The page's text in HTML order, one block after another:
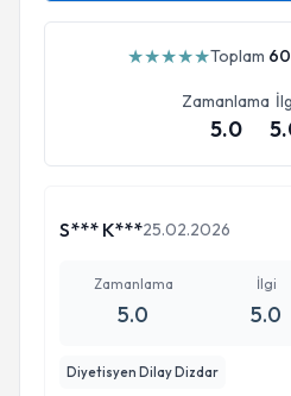
★★★★★Toplam 60
Zamanlama
5.0
S*** K***25.02.2026
Zamanlama
5.0
İlgi
5.0
Diyetisyen Dilay Dizdar